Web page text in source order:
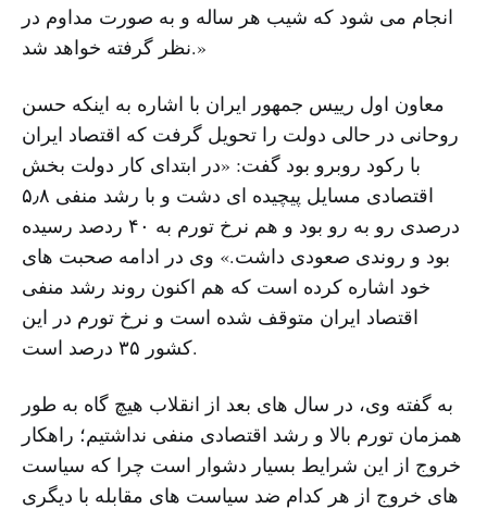
انجام می شود که شیب هر ساله و به صورت مداوم در
نظر گرفته خواهد شد.»
معاون اول رییس جمهور ایران با اشاره به اینکه حسن
روحانی در حالی دولت را تحویل گرفت که اقتصاد ایران
با رکود روبرو بود گفت: «در ابتدای کار دولت بخش
اقتصادی مسایل پیچیده ای دشت و با رشد منفی ۵٫۸
درصدی رو به رو بود و هم نرخ تورم به ۴۰ ردصد رسیده
بود و روندی صعودی داشت.» وی در ادامه صحبت های
خود اشاره کرده است که هم اکنون روند رشد منفی
اقتصاد ایران متوقف شده است و نرخ تورم در این
کشور ۳۵ درصد است.
به گفته وی، در سال های بعد از انقلاب هیچ گاه به طور
همزمان تورم بالا و رشد اقتصادی منفی نداشتیم؛ راهکار
خروج از این شرایط بسیار دشوار است چرا که سیاست
های خروج از هر کدام ضد سیاست های مقابله با دیگری